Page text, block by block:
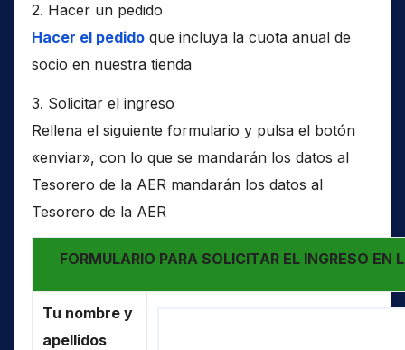
2. Hacer un pedido
Hacer el pedido que incluya la cuota anual de
socio en nuestra tienda
3. Solicitar el ingreso
Rellena el siguiente formulario y pulsa el botón
«enviar», con lo que se mandarán los datos al
Tesorero de la AER mandarán los datos al
Tesorero de la AER
FORMULARIO PARA SOLICITAR EL INGRESO EN
Tu nombre y
apellidos